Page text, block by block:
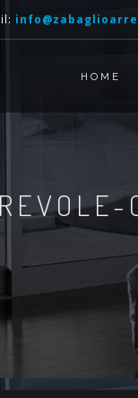
HOME